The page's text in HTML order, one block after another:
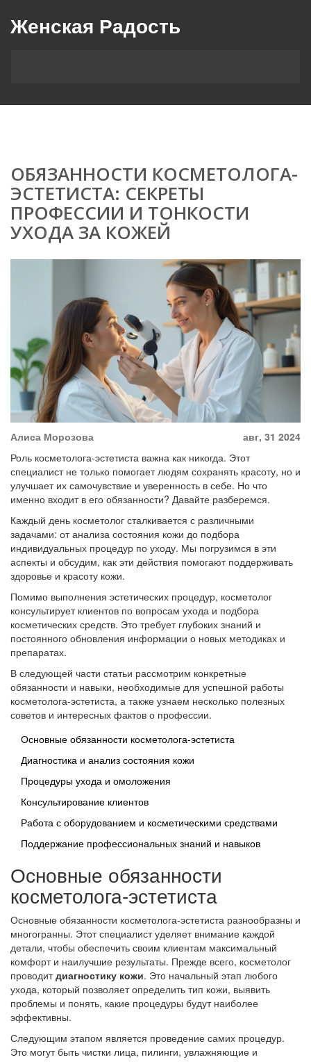
Женская Радость
ОБЯЗАННОСТИ КОСМЕТОЛОГА-
ЭСТЕТИСТА: СЕКРЕТЫ
ПРОФЕССИИ И ТОНКОСТИ
УХОДА ЗА КОЖЕЙ
Алиса Морозова
авг, 31 2024
Роль косметолога-эстетиста важна как никогда. Этот
специалист не только помогает людям сохранять красоту, но и
улучшает их самочувствие и уверенность в себе. Но что
именно входит в его обязанности? Давайте разберемся.
Каждый день косметолог сталкивается с различными
задачами: от анализа состояния кожи до подбора
индивидуальных процедур по уходу. Мы погрузимся в эти
аспекты и обсудим, как эти действия помогают поддерживать
здоровье и красоту кожи.
Помимо выполнения эстетических процедур, косметолог
консультирует клиентов по вопросам ухода и подбора
косметических средств. Это требует глубоких знаний и
постоянного обновления информации о новых методиках и
препаратах.
В следующей части статьи рассмотрим конкретные
обязанности и навыки, необходимые для успешной работы
косметолога-эстетиста, а также узнаем несколько полезных
советов и интересных фактов о профессии.
Основные обязанности косметолога-эстетиста
Диагностика и анализ состояния кожи
Процедуры ухода и омоложения
Консультирование клиентов
Работа с оборудованием и косметическими средствами
Поддержание профессиональных знаний и навыков
Основные обязанности
косметолога-эстетиста
Основные обязанности косметолога-эстетиста разнообразны и
многогранны. Этот специалист уделяет внимание каждой
детали, чтобы обеспечить своим клиентам максимальный
комфорт и наилучшие результаты. Прежде всего, косметолог
проводитдиагностику кожи. Это начальный этап любого
ухода, который позволяет определить тип кожи, выявить
проблемы и понять, какие процедуры будут наиболее
эффективны.
Следующим этапом является проведение самих процедур.
Это могут быть чистки лица, пилинги, увлажняющие и